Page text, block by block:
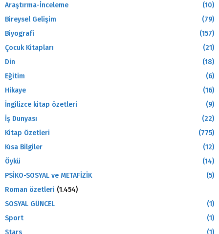
Araştırma-İnceleme
(10)
Bireysel Gelişim
(79)
Biyografi
(157)
Çocuk Kitapları
(21)
Din
(18)
Eğitim
(6)
Hikaye
(16)
İngilizce kitap özetleri
(9)
İş Dunyası
(22)
Kitap Özetleri
(775)
Kısa Bilgiler
(12)
Öykü
(14)
PSİKO-SOSYAL ve METAFİZİK
(5)
Roman özetleri (1.454)
SOSYAL GÜNCEL
(1)
Sport
(1)
Stars
(1)